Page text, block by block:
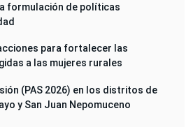
formulación de políticas
para fortalecer las
a las mujeres rurales
(PAS 2026) en los distritos de
y San Juan Nepomuceno